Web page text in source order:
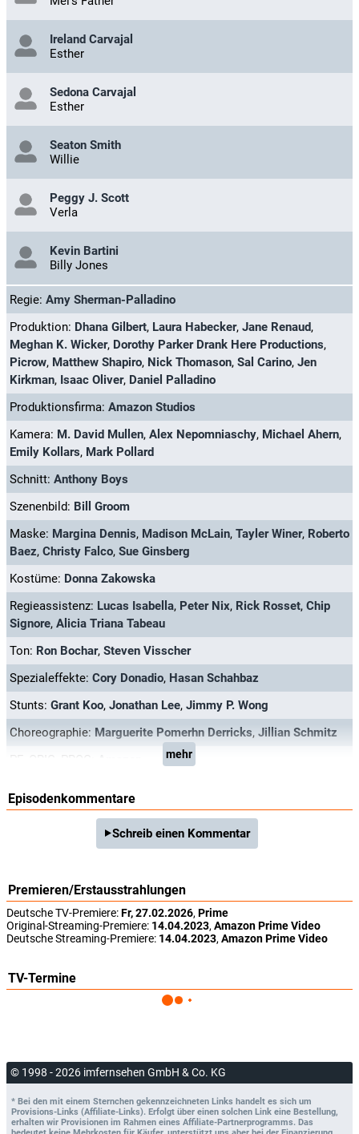
Ireland Carvajal
Esther
Sedona Carvajal
Esther
Seaton Smith
Willie
Peggy J. Scott
Verla
Kevin Bartini
Billy Jones
Regie: Amy Sherman-Palladino
Produktion: Dhana Gilbert, Laura Habecker, Jane Renaud,
Meghan K. Wicker, Dorothy Parker Drank Here Productions,
Picrow, Matthew Shapiro, Nick Thomason, Sal Carino, Jen
Kirkman, Isaac Oliver, Daniel Palladino
Produktionsfirma: Amazon Studios
Kamera: M. David Mullen, Alex Nepomniaschy, Michael Ahern,
Emily Kollars, Mark Pollard
Schnitt: Anthony Boys
Szenenbild: Bill Groom
Maske: Margina Dennis, Madison McLain, Tayler Winer, Roberto
Baez, Christy Falco, Sue Ginsberg
Kostüme: Donna Zakowska
Regieassistenz: Lucas Isabella, Peter Nix, Rick Rosset, Chip
Signore, Alicia Triana Tabeau
Ton: Ron Bochar, Steven Visscher
Spezialeffekte: Cory Donadio, Hasan Schahbaz
Stunts: Grant Koo, Jonathan Lee, Jimmy P. Wong
Choreographie: Marguerite Pomerhn Derricks, Jillian Schmitz
mehr
Episodenkommentare
Schreib einen Kommentar
Premieren/Erstausstrahlungen
Deutsche TV-Premiere:Fr, 27.02.2026, Prime
Original-Streaming-Premiere: 14.04.2023, Amazon Prime Video
Deutsche Streaming-Premiere: 14.04.2023, Amazon Prime Video
TV-Termine
© 1998 - 2026 imfernsehen GmbH & Co. KG
* Bei den mit einem Sternchen gekennzeichneten Links handelt es sich um
Provisions-Links (Affiliate-Links). Erfolgt über einen solchen Link eine Bestellung,
erhalten wir Provisionen im Rahmen eines Affiliate-Partnerprogramms. Das